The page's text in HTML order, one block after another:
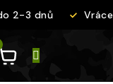
2-3 dnů